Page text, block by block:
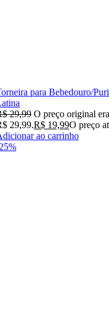
para Bebedouro/
29,99 O preço original
29,99.R$ 19,99O preço
ao carrinho